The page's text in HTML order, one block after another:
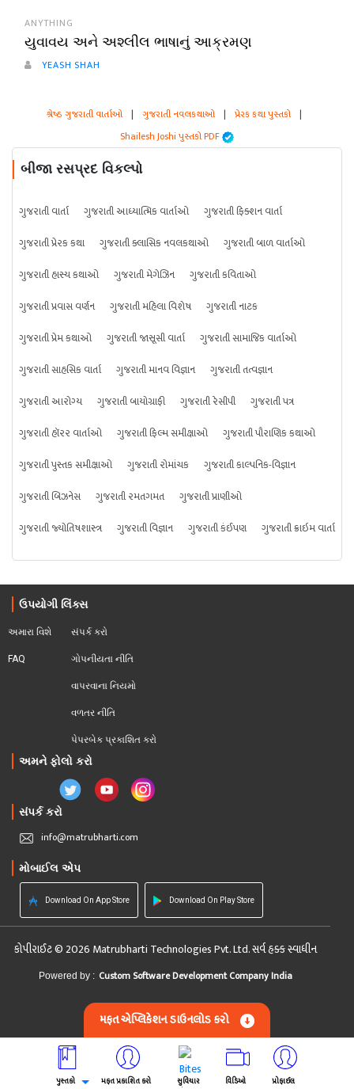
ANYTHING
યુવાવય અને અશ્લીલ ભાષાનું આક્રમણ
YEASH SHAH
શ્રેષ્ઠ ગુજરાતી વાર્તાઓ | ગુજરાતી નવલકથાઓ | પ્રેરક કથા પુસ્તકો |
Shailesh Joshi પુસ્તકો PDF
બીજા રસપ્રદ વિકલ્પો
ગુજરાતી વાર્તા ગુજરાતી આધ્યાત્મિક વાર્તાઓ
ગુજરાતી ફિક્શન વાર્તા
ગુજરાતી પ્રેરક કથા
ગુજરાતી ક્લાસિક નવલકથાઓ
ગુજરાતી બાળ વાર્તાઓ
ગુજરાતી હાસ્ય કથાઓ
ગુજરાતી મેગેઝિન
ગુજરાતી કવિતાઓ
ગુજરાતી પ્રવાસ વર્ણન
ગુજરાતી મહિલા વિશેષ
ગુજરાતી નાટક
ગુજરાતી પ્રેમ કથાઓ
ગુજરાતી જાસૂસી વાર્તા
ગુજરાતી સામાજિક વાર્તાઓ
ગુજરાતી સાહસિક વાર્તા
ગુજરાતી માનવ વિજ્ઞાન
ગુજરાતી તત્વજ્ઞાન
ગુજરાતી આરોગ્ય
ગુજરાતી બાયોગ્રાફી ગુજરાતી રેસીપી
ગુજરાતી પત્ર
ગુજરાતી હૉરર વાર્તાઓ
ગુજરાતી ફિલ્મ સમીક્ષાઓ
ગુજરાતી પૌરાણિક કથાઓ
ગુજરાતી પુસ્તક સમીક્ષાઓ
ગુજરાતી રોમાંચક
ગુજરાતી કાલ્પનિક-વિજ્ઞાન
ગુજરાતી બિઝનેસ
ગુજરાતી રમતગમત
ગુજરાતી પ્રાણીઓ
ગુજરાતી જ્યોતિષશાસ્ત્ર
ગુજરાતી વિજ્ઞાન ગુજરાતી કંઈપણ ગુજરાતી ક્રાઇમ વાર્તા
ઉપયોગી લિંક્સ
અમારા વિશે
FAQ
સંપર્ક કરો
ગોપનીયતા નીતિ
વાપરવાના નિયમો
વળતર નીતિ
પેપરબેક પ્રકાશિત કરો
અમને ફોલો કરો
સંપર્ક કરો
info@matrubharti.com
મોબાઈલ એપ
Download On App Store Download On Play Store
કોપીરાઈટ © 2026 Matrubharti Technologies Pvt. Ltd. સર્વ હક્ક સ્વાધીન
Powered by : Custom Software Development Company India
મફત એપ્લિકેશન ડાઉનલોડ કરો
પુસ્તકો મફત પ્રકાશિત કરો સુવિચાર વિડિઓ પ્રોફાઈલ